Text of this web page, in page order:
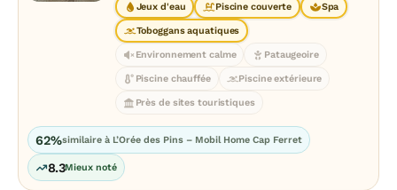
Jeux d'eau Piscine couverte Spa
Toboggans aquatiques
Environnement calme Pataugeoire
Piscine chauffée Piscine extérieure
Près de sites touristiques
62%similaire à L’Orée des Pins – Mobil Home Cap Ferret
8.3Mieux noté